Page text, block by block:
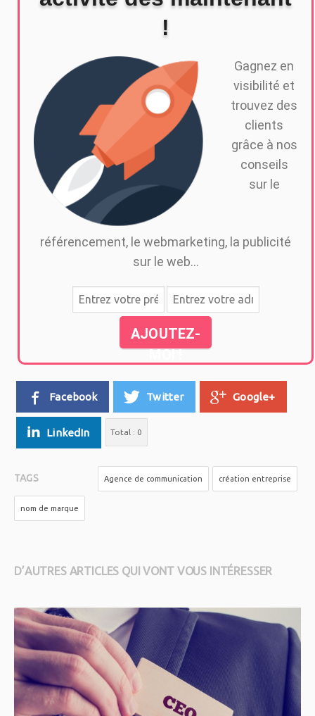
!
Gagnez en
visibilité et
trouvez des
clients
grâce à nos
conseils
sur le
référencement, le webmarketing, la publicité
sur le web...
AJOUTEZ-
MOI !
Facebook Twitter Google+
LinkedIn Total : 0
TAGS Agence de communication création entreprise
nom de marque
D’AUTRES ARTICLES QUI VONT VOUS INTÉRESSER